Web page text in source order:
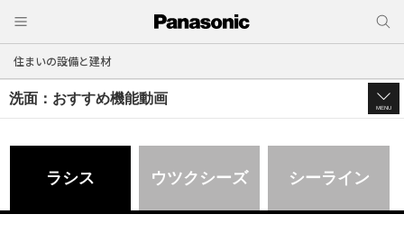
住まいの設備と建材
洗面：おすすめ機能動画
MENU
ラシス ウツクシーズ シーライン